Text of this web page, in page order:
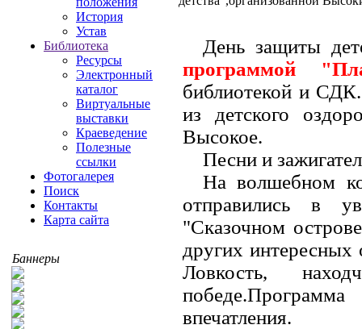
История
Устав
Библиотека
Ресурсы
Электронный
каталог
Виртуальные
выставки
Краеведение
Полезные
ссылки
Фотогалерея
Поиск
Контакты
Карта сайта
Баннеры
День защиты
программой
библиотекой и
из детского
Высокое.
Песни и
На волшебном
отправились в
"Сказочном
других интересных
Ловкость,
впечатления.